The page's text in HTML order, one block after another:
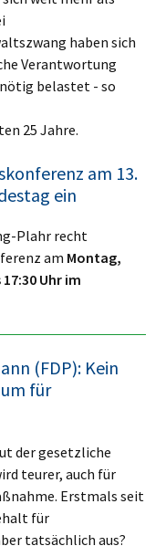
haben sich
Verantwortung
belastet - so
25 Jahre.
am 13.
ein
Plahr recht
am Montag,
Uhr im
(FDP): Kein
für
der gesetzliche
teurer, auch für
Erstmals seit
für
tatsächlich aus?